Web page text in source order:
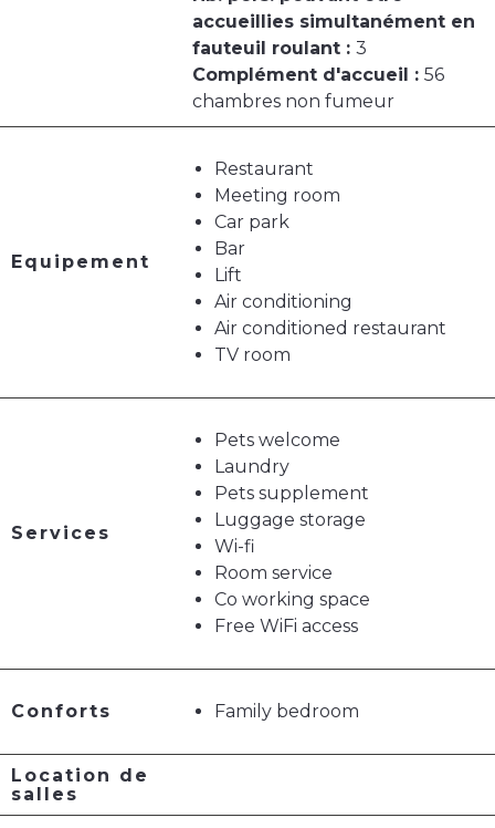
accueillies simultanément en
fauteuil roulant : 3
Complément d'accueil : 56
chambres non fumeur
Equipement
Restaurant
Meeting room
Car park
Bar
Lift
Air conditioning
Air conditioned restaurant
TV room
Services
Pets welcome
Laundry
Pets supplement
Luggage storage
Wi-fi
Room service
Co working space
Free WiFi access
Conforts Family bedroom
Location de
salles